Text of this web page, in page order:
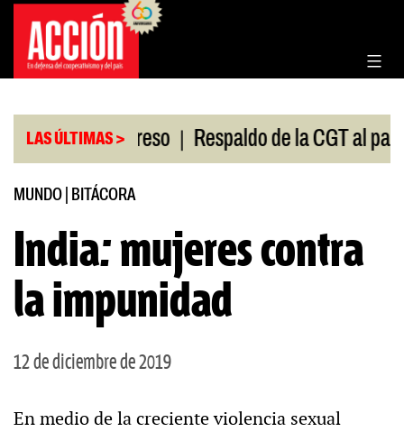
Saltar
contenido
LAS ÚLTIMAS >
en el Congreso | Respaldo de la CGT al paro
MUNDO BITÁCORA
India: mujeres contra
la impunidad
12 de diciembre de 2019
En medio de la creciente violencia sexual